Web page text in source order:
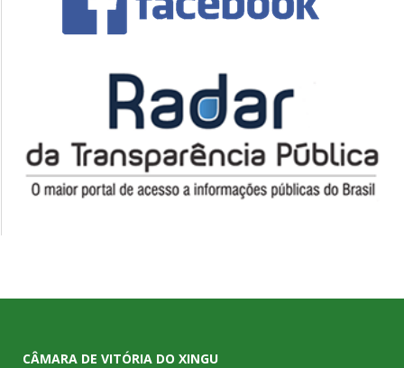
CÂMARA DE VITÓRIA DO XINGU